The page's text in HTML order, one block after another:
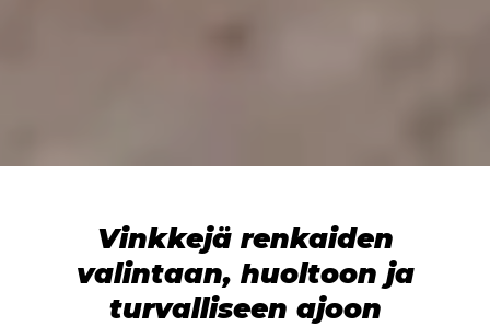
Vinkkejä renkaiden
valintaan, huoltoon ja
turvalliseen ajoon